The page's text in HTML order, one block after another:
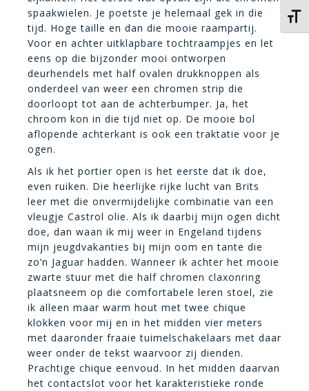
spaakwielen. Je poetste je helemaal gek in die
tijd. Hoge taille en dan die mooie raampartij.
Voor en achter uitklapbare tochtraampjes en let
eens op die bijzonder mooi ontworpen
deurhendels met half ovalen drukknoppen als
onderdeel van weer een chromen strip die
doorloopt tot aan de achterbumper. Ja, het
chroom kon in die tijd niet op. De mooie bol
aflopende achterkant is ook een traktatie voor je
ogen.
Als ik het portier open is het eerste dat ik doe,
even ruiken. Die heerlijke rijke lucht van Brits
leer met die onvermijdelijke combinatie van een
vleugje Castrol olie. Als ik daarbij mijn ogen dicht
doe, dan waan ik mij weer in Engeland tijdens
mijn jeugdvakanties bij mijn oom en tante die
zo’n Jaguar hadden. Wanneer ik achter het mooie
zwarte stuur met die half chromen claxonring
plaatsneem op die comfortabele leren stoel, zie
ik alleen maar warm hout met twee chique
klokken voor mij en in het midden vier meters
met daaronder fraaie tuimelschakelaars met daar
weer onder de tekst waarvoor zij dienden.
Prachtige chique eenvoud. In het midden daarvan
het contactslot voor het karakteristieke ronde